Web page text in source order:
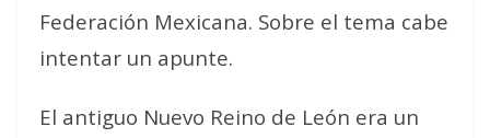
Federación Mexicana. Sobre el tema cabe
intentar un apunte.
El antiguo Nuevo Reino de León era un